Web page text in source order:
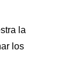
la
los